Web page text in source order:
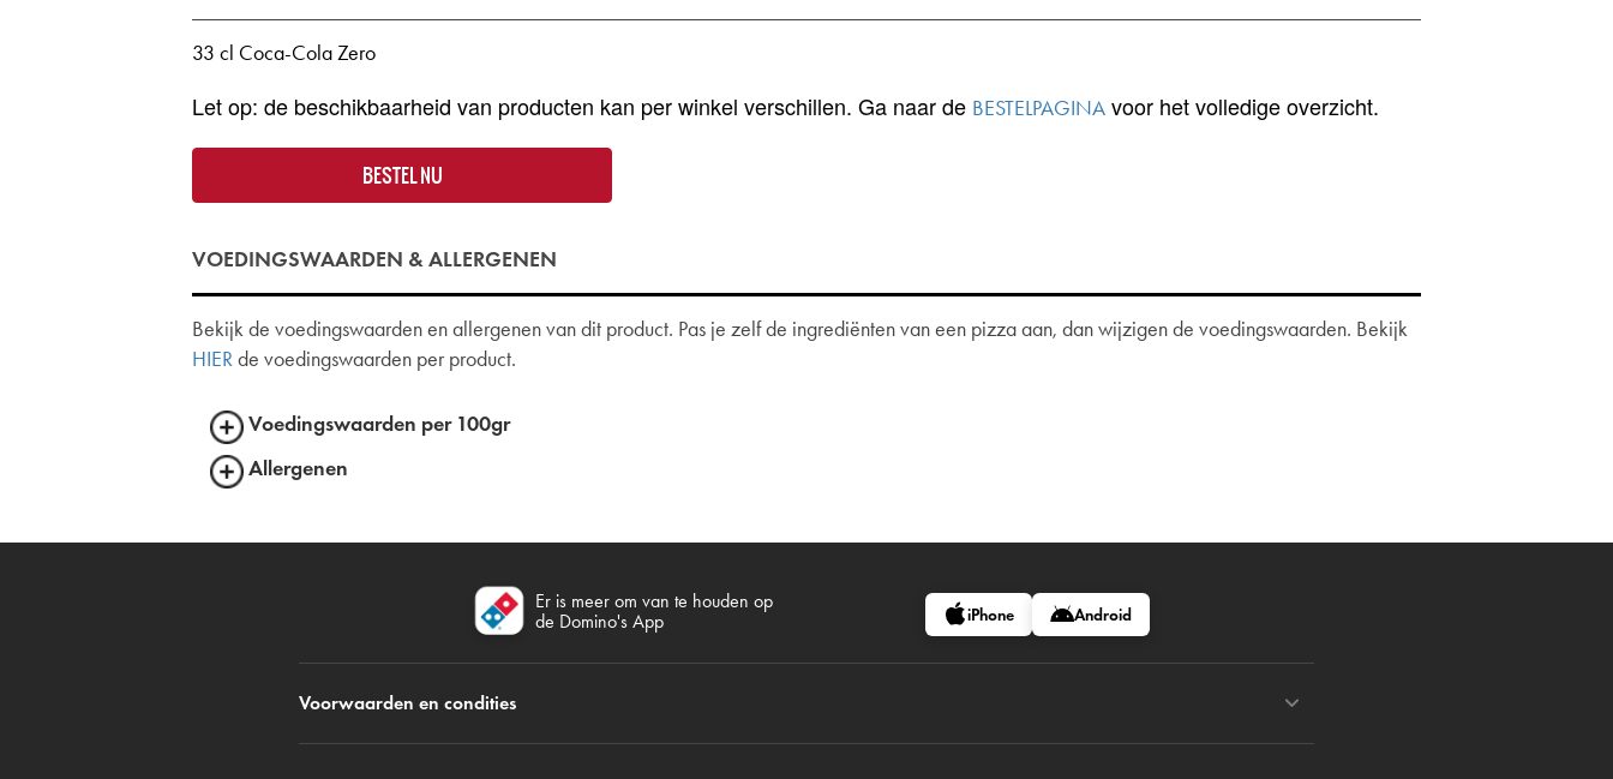
33 cl Coca-Cola Zero
Let op: de beschikbaarheid van producten kan per winkel verschillen. Ga naar de BESTELPAGINA voor het volledige overzicht.
BESTEL NU
VOEDINGSWAARDEN & ALLERGENEN
Bekijk de voedingswaarden en allergenen van dit product. Pas je zelf de ingrediënten van een pizza aan, dan wijzigen de voedingswaarden. Bekijk
HIERde voedingswaarden per product.
Voedingswaarden per 100gr
Allergenen
Er is meer om van te houden op
de Domino's App
iPhone Android
Voorwaarden en condities